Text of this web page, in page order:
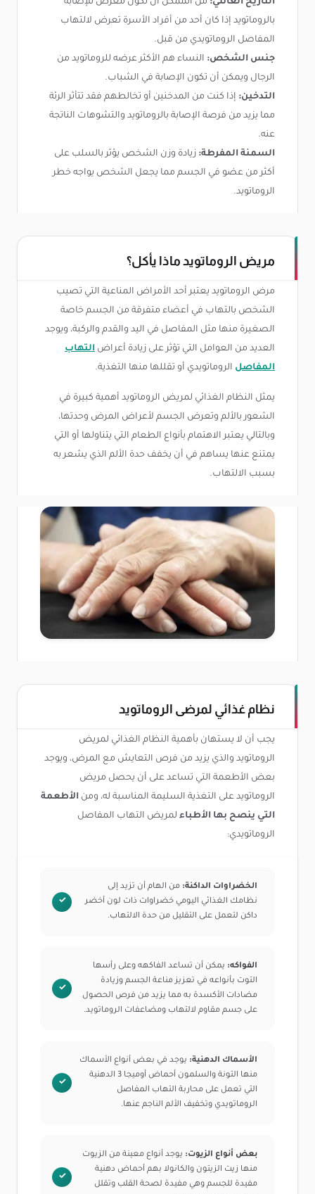
التاريخ العائلي: من الممكن أن تكون معرض للإصابة
بالروماتويد إذا كان أحد من أفراد الأسرة تعرض لالتهاب
المفاصل الروماتويدي من قبل.
جنس الشخص: النساء هم الأكثر عرضه للروماتويد من
الرجال ويمكن أن تكون الإصابة في الشباب.
التدخين: إذا كنت من المدخنين أو تخالطهم فقد تتأثر الرئة
مما يزيد من فرصة الإصابة بالروماتويد والتشوهات الناتجة
عنه.
السمنة المفرطة: زيادة وزن الشخص يؤثر بالسلب على
أكثر من عضو في الجسم مما يجعل الشخص يواجه خطر
الروماتويد.
مريض الروماتويد ماذا يأكل؟
مرض الروماتويد يعتبر أحد الأمراض المناعية التي تصيب
الشخص بالتهاب في أعضاء متفرقة من الجسم خاصة
الصغيرة منها مثل المفاصل في اليد والقدم والركبة، ويوجد
العديد من العوامل التي تؤثر على زيادة أعراض التهاب
المفاصل الروماتويدي أو تقللها منها التغذية.
يمثل النظام الغذائي لمريض الروماتويد أهمية كبيرة في
الشعور بالألم وتعرض الجسم لأعراض المرض وحدتها،
وبالتالي يعتبر الاهتمام بأنواع الطعام التي يتناولها أو التي
يمتنع عنها يساهم في أن يخفف حدة الألم الذي يشعر به
بسبب الالتهاب.
نظام غذائي لمرضى الروماتويد
يجب أن لا يستهان بأهمية النظام الغذائي لمريض
الروماتويد والذي يزيد من فرص التعايش مع المرض، ويوجد
بعض الأطعمة التي تساعد على أن يحصل مريض
الروماتويد على التغذية السليمة المناسبة له، ومن الأطعمة
التي ينصح بها الأطباء لمريض التهاب المفاصل
الروماتويدي:
الخضراوات الداكنة: من الهام أن تزيد إلى
نظامك الغذائي اليومي خضراوات ذات لون أخضر
داكن لتعمل على التقليل من حدة الالتهاب.
الفواكه: يمكن أن تساعد الفاكهه وعلى رأسها
التوت بأنواعه في تعزيز مناعة الجسم وزيادة
مضادات الأكسدة به مما يزيد من فرص الحصول
على جسم مقاوم لالتهاب ومضاعفات الروماتويد.
الأسماك الدهنية: يوجد في بعض أنواع الأسماك
منها التونة والسلمون أحماض أوميجا 3 الدهنية
التي تعمل على محاربة التهاب المفاصل
الروماتويدي وتخفيف الألم الناجم عنها.
بعض أنواع الزيوت: يوجد أنواع معينة من الزيوت
منها زيت الزيتون والكانولا بهم أحماض دهنية
مفيدة للجسم وهي مفيدة لصحة القلب وتقلل